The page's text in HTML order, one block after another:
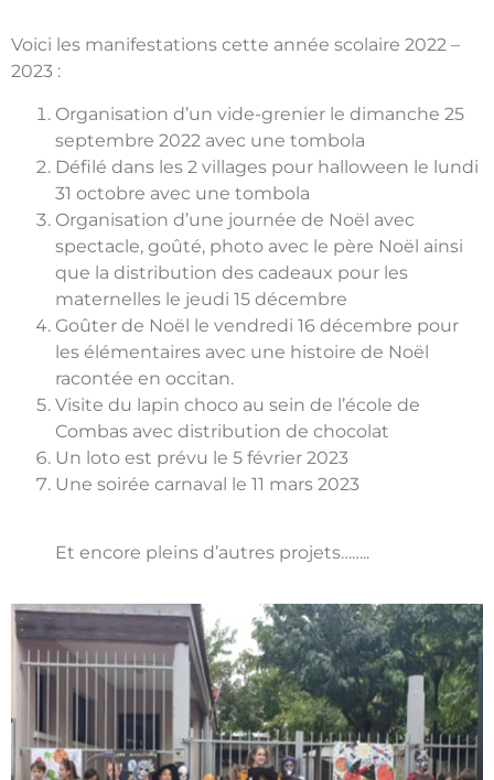
Voici les manifestations cette année scolaire 2022 –
2023 :
Organisation d’un vide-grenier le dimanche 25
septembre 2022 avec une tombola
Défilé dans les 2 villages pour halloween le lundi
31 octobre avec une tombola
Organisation d’une journée de Noël avec
spectacle, goûté, photo avec le père Noël ainsi
que la distribution des cadeaux pour les
maternelles le jeudi 15 décembre
Goûter de Noël le vendredi 16 décembre pour
les élémentaires avec une histoire de Noël
racontée en occitan.
Visite du lapin choco au sein de l’école de
Combas avec distribution de chocolat
Un loto est prévu le 5 février 2023
Une soirée carnaval le 11 mars 2023
Et encore pleins d’autres projets……..